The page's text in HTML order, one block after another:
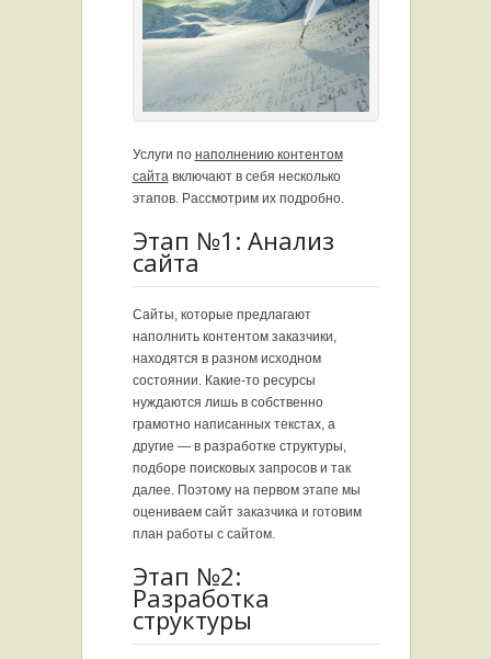
Услуги по наполнению контентом
сайтавключают в себя несколько
этапов. Рассмотрим их подробно.
Этап №1: Анализ
сайта
Сайты, которые предлагают
наполнить контентом заказчики,
находятся в разном исходном
состоянии. Какие-то ресурсы
нуждаются лишь в собственно
грамотно написанных текстах, а
другие — в разработке структуры,
подборе поисковых запросов и так
далее. Поэтому на первом этапе мы
оцениваем сайт заказчика и готовим
план работы с сайтом.
Этап №2:
Разработка
структуры